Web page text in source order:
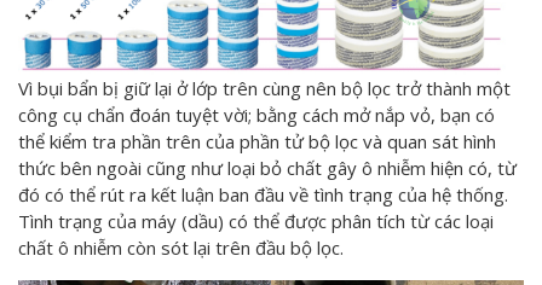
Vì bụi bẩn bị giữ lại ở lớp trên cùng nên bộ lọc trở thành một
công cụ chẩn đoán tuyệt vời; bằng cách mở nắp vỏ, bạn có
thể kiểm tra phần trên của phần tử bộ lọc và quan sát hình
thức bên ngoài cũng như loại bỏ chất gây ô nhiễm hiện có, từ
đó có thể rút ra kết luận ban đầu về tình trạng của hệ thống.
Tình trạng của máy (dầu) có thể được phân tích từ các loại
chất ô nhiễm còn sót lại trên đầu bộ lọc.